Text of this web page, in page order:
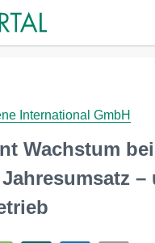
International GmbH
Wachstum